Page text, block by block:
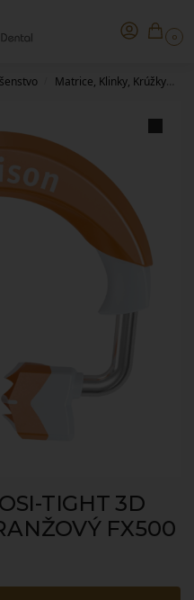
0
Matrice, Klinky, Krúžky
TIGHT 3D
FX500